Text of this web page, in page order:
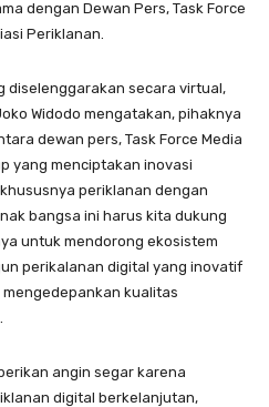
dengan Dewan Pers, Task Force
Periklanan.
diselenggarakan secara virtual,
Widodo mengatakan, pihaknya
dewan pers, Task Force Media
yang menciptakan inovasi
periklanan dengan
bangsa ini harus kita dukung
untuk mendorong ekosistem
perikalanan digital yang inovatif
kualitas
angin segar karena
digital berkelanjutan,